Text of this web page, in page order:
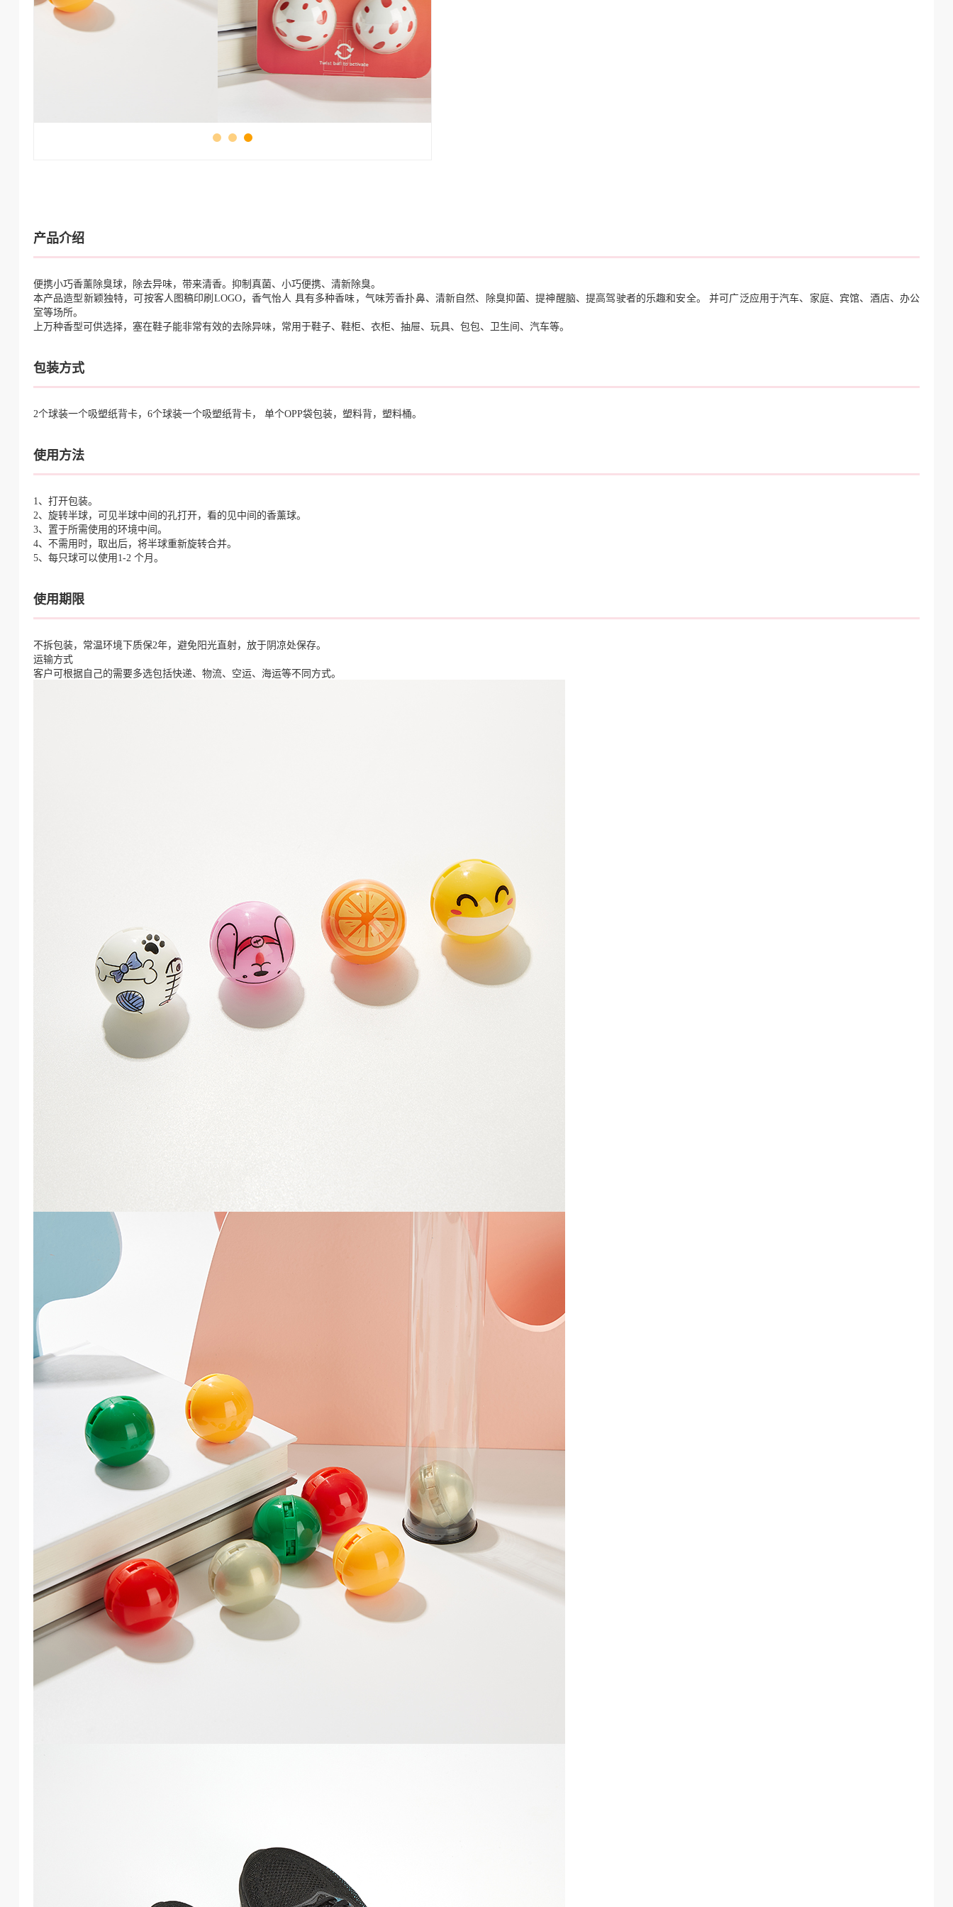
产品介绍
便携小巧香薰除臭球，除去异味，带来清香。抑制真菌、小巧便携、清新除臭。
本产品造型新颖独特，可按客人图稿印刷LOGO，香气怡人 具有多种香味，气味芳香扑鼻、清新自然、除臭抑菌、提神醒脑、提高驾驶者的乐趣和安全。 并可广泛应用于汽车、家庭、宾馆、酒店、办公
室等场所。
上万种香型可供选择，塞在鞋子能非常有效的去除异味，常用于鞋子、鞋柜、衣柜、抽屉、玩具、包包、卫生间、汽车等。
包装方式
2个球装一个吸塑纸背卡，6个球装一个吸塑纸背卡， 单个OPP袋包装，塑料背，塑料桶。
使用方法
1、打开包装。
2、旋转半球，可见半球中间的孔打开，看的见中间的香薰球。
3、置于所需使用的环境中间。
4、不需用时，取出后，将半球重新旋转合并。
5、每只球可以使用1-2 个月。
使用期限
不拆包装，常温环境下质保2年，避免阳光直射，放于阴凉处保存。
运输方式
客户可根据自己的需要多选包括快递、物流、空运、海运等不同方式。